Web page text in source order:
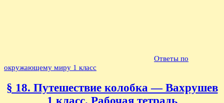
Ответы по
окружающему миру 1 класс
§ 18. Путешествие колобка — Вахрушев